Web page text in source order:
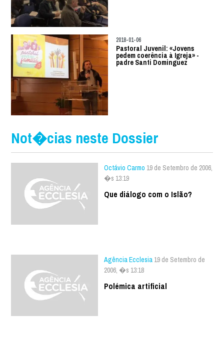
2018-01-06
Pastoral Juvenil: «Jovens
pedem coerência à Igreja» -
padre Santi Dominguez
Not�cias neste Dossier
Octávio Carmo 19 de Setembro de 2006,
�s 13:19
Que diálogo com o Islão?
Agência Ecclesia 19 de Setembro de
2006, �s 13:18
Polémica artificial